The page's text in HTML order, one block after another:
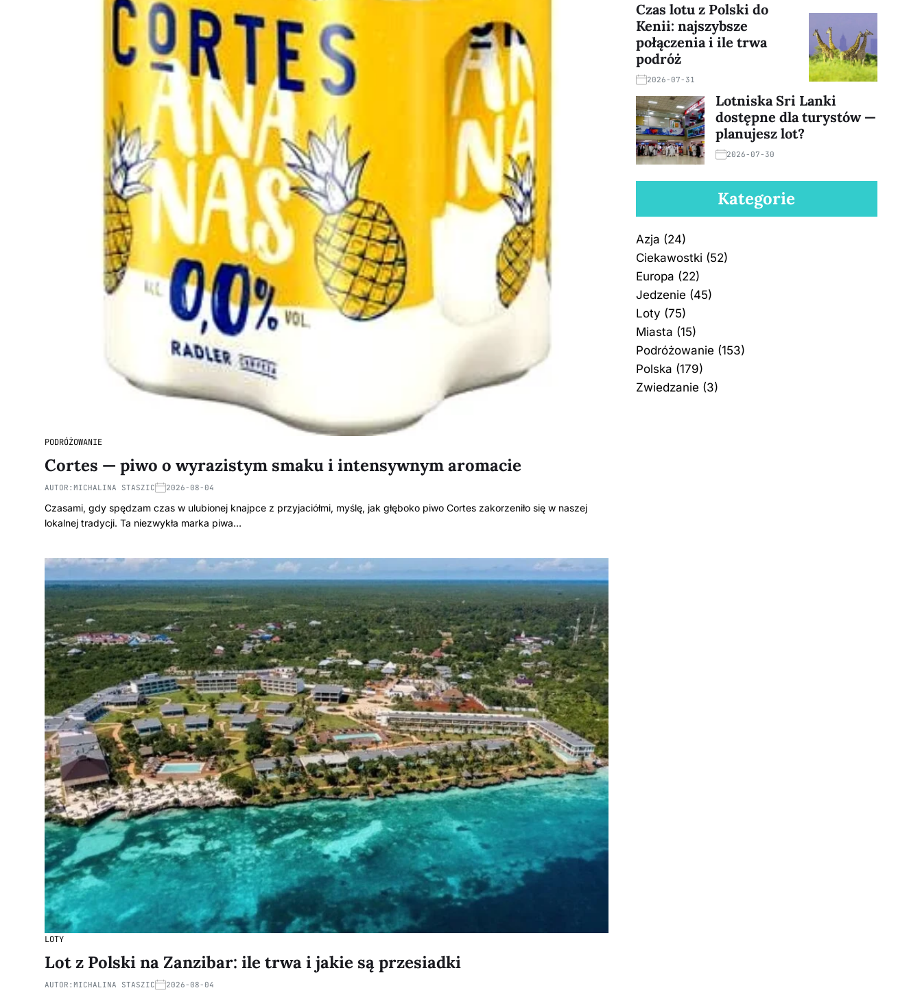
PODRÓŻOWANIE
Cortes — piwo o wyrazistym smaku i intensywnym aromacie
AUTOR: MICHALINA STASZIC 2026-08-04
Czasami, gdy spędzam czas w ulubionej knajpce z przyjaciółmi, myślę, jak głęboko piwo Cortes zakorzeniło się w naszej
lokalnej tradycji. Ta niezwykła marka piwa…
LOTY
Lot z Polski na Zanzibar: ile trwa i jakie są przesiadki
AUTOR: MICHALINA STASZIC 2026-08-04
Czas lotu z Polski do
Kenii: najszybsze
połączenia i ile trwa
podróż
2026-07-31
Lotniska Sri Lanki
dostępne dla turystów —
planujesz lot?
2026-07-30
Kategorie
Azja (24)
Ciekawostki (52)
Europa (22)
Jedzenie (45)
Loty (75)
Miasta (15)
Podróżowanie (153)
Polska (179)
Zwiedzanie (3)